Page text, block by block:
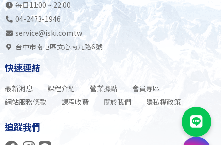
每日11:00 ~ 22:00
04-2473-1946
service@iski.com.tw
台中市南屯區文心南九路6號
快速連結
最新消息 課程介紹 營業據點
會員專區
網站服務條款
課程收費 關於我們 隱私權政策
追蹤我們